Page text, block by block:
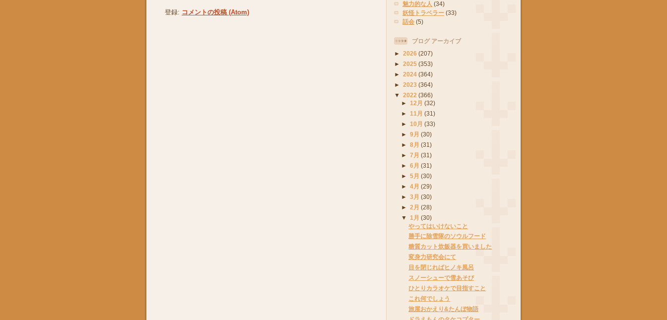
登録: コメントの投稿 (Atom)
魅力的な人 (34)
妖怪トラベラー (33)
話会 (5)
ブログ アーカイブ
► 2026 (207)
► 2025 (353)
► 2024 (364)
► 2023 (364)
▼ 2022 (366)
► 12月(32)
► 11月(31)
► 10月(33)
►9月(30)
►8月(31)
►7月(31)
►6月(31)
►5月(30)
►4月(29)
►3月(30)
►2月(28)
▼ 1月(30)
やってはいけないこと
勝手に除雪隊のソウルフード
糖質カット炊飯器を買いました
変身力研究会にて
目を閉じればヒノキ風呂
スノーシューで雪あそび
ひとりカラオケで目指すこと
これ何でしょう
旅屋おかえり&たんぼ物語